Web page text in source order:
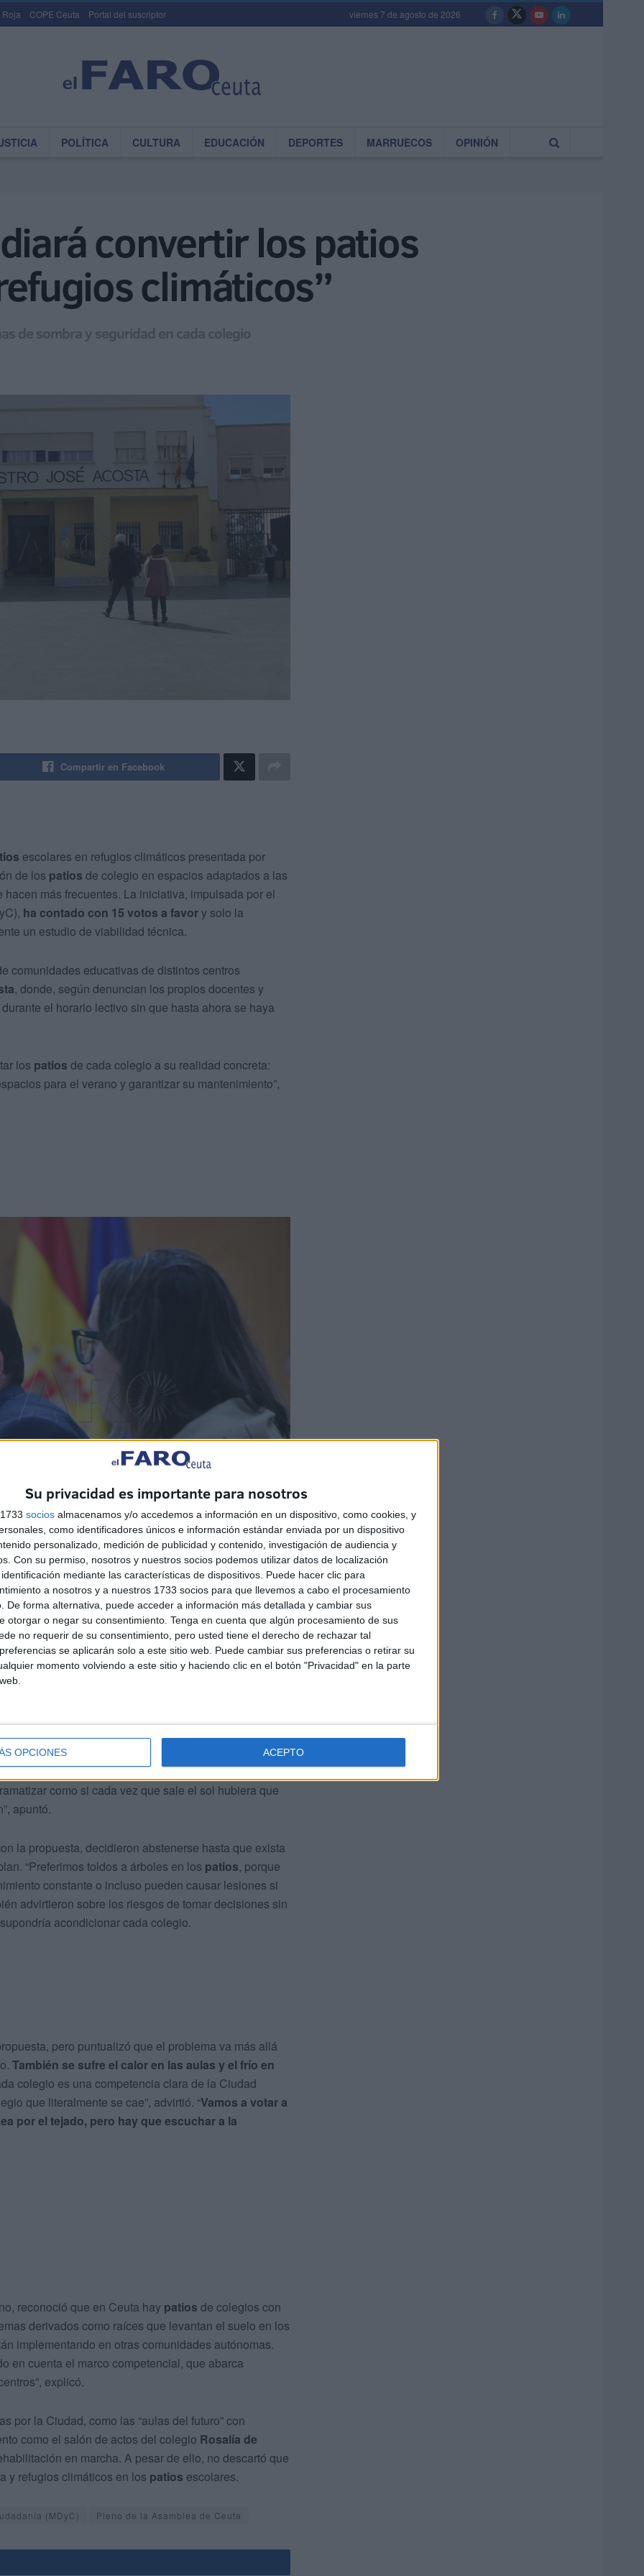
Su privacidad es importante para nosotros
socios almacenamos y/o accedemos a información en un dispositivo, como cookies, y
como identificadores únicos e información estándar enviada por un dispositivo
personalizado, medición de publicidad y contenido, investigación de audiencia y
Con su permiso, nosotros y nuestros socios podemos utilizar datos de localización
mediante las características de dispositivos. Puede hacer clic para
a nosotros y a nuestros 1733 socios para que llevemos a cabo el procesamiento
De forma alternativa, puede acceder a información más detallada y cambiar sus
otorgar o negar su consentimiento. Tenga en cuenta que algún procesamiento de sus
no requerir de su consentimiento, pero usted tiene el derecho de rechazar tal
se aplicarán solo a este sitio web. Puede cambiar sus preferencias o retirar su
momento volviendo a este sitio y haciendo clic en el botón "Privacidad" en la parte
OPCIONES ACEPTO
Roja COPE Ceuta Portal del suscriptor viernes 7 de agosto de 2026
POLÍTICA CULTURA EDUCACIÓN DEPORTES MARRUECOS OPINIÓN
convertir los patios
climáticos”
de sombra y seguridad en cada colegio
Compartir en Facebook
escolares en refugios climáticos presentada por
de los patios de colegio en espacios adaptados a las
más frecuentes. La iniciativa, impulsada por el
ha contado con 15 votos a favory solo la
un estudio de viabilidad técnica.
comunidades educativas de distintos centros
, donde, según denuncian los propios docentes y
el horario lectivo sin que hasta ahora se haya
los patios de cada colegio a su realidad concreta:
para el verano y garantizar su mantenimiento”,
coincidieron en que la situación afecta a casi todos los
recordó que “todos los grupos hemos pedido lo
y Gasset detectaron la total ausencia de zonas de
como si cada vez que sale el sol hubiera que
apuntó.
la propuesta, decidieron abstenerse hasta que exista
“Preferimos toldos a árboles en los patios, porque
constante o incluso pueden causar lesiones si
advirtieron sobre los riesgos de tomar decisiones sin
acondicionar cada colegio.
pero puntualizó que el problema va más allá
También se sufre el calor en las aulas y el frío en
colegio es una competencia clara de la Ciudad
que literalmente se cae”, advirtió. “Vamos a votar a
por el tejado, pero hay que escuchar a la
reconoció que en Ceuta hay patios de colegios con
derivados como raíces que levantan el suelo en los
implementando en otras comunidades autónomas.
en cuenta el marco competencial, que abarca
explicó.
por la Ciudad, como las “aulas del futuro” con
como el salón de actos del colegio Rosalía de
en marcha. A pesar de ello, no descartó que
y refugios climáticos en los patios escolares.
(MDyC) Pleno de la Asamblea de Ceuta